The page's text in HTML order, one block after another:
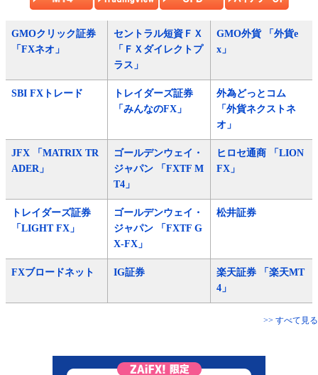
GMOクリック証券
「FXネオ」
セントラル短資ＦＸ
「ＦＸダイレクトプ
ラス」
GMO外貨 「外貨e
x」
SBI FXトレード
トレイダーズ証券
「みんなのFX」
外為どっとコム
「外貨ネクストネ
オ」
JFX 「MATRIX TR
ADER」
ゴールデンウェイ・
ジャパン 「FXTF M
T4」
ヒロセ通商 「LION
FX」
トレイダーズ証券
「LIGHT FX」
ゴールデンウェイ・
ジャパン 「FXTF G
X-FX」
松井証券
FXブロードネット IG証券
楽天証券 「楽天MT
4」
>> すべて見る